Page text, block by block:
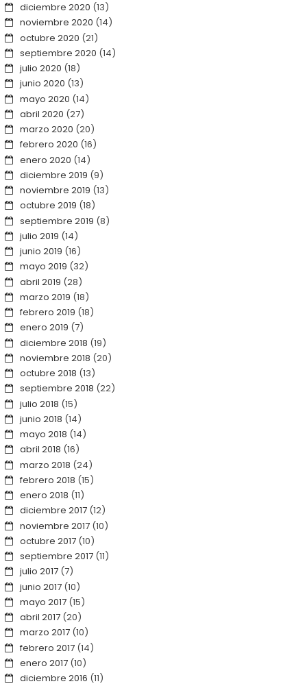
diciembre 2020 (13)
noviembre 2020 (14)
octubre 2020 (21)
septiembre 2020 (14)
julio 2020 (18)
junio 2020 (13)
mayo 2020 (14)
abril 2020 (27)
marzo 2020 (20)
febrero 2020 (16)
enero 2020 (14)
diciembre 2019 (9)
noviembre 2019 (13)
octubre 2019 (18)
septiembre 2019 (8)
julio 2019 (14)
junio 2019 (16)
mayo 2019 (32)
abril 2019 (28)
marzo 2019 (18)
febrero 2019 (18)
enero 2019 (7)
diciembre 2018 (19)
noviembre 2018 (20)
octubre 2018 (13)
septiembre 2018 (22)
julio 2018 (15)
junio 2018 (14)
mayo 2018 (14)
abril 2018 (16)
marzo 2018 (24)
febrero 2018 (15)
enero 2018 (11)
diciembre 2017(12)
noviembre 2017(10)
octubre 2017(10)
septiembre 2017(11)
julio 2017(7)
junio 2017(10)
mayo 2017(15)
abril 2017(20)
marzo 2017(10)
febrero 2017(14)
enero 2017(10)
diciembre 2016 (11)